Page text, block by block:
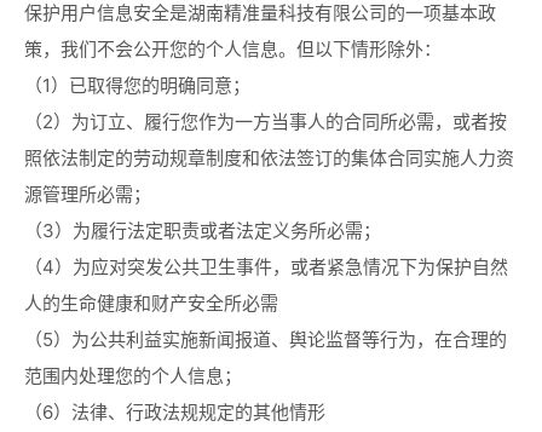
保护用户信息安全是湖南精准量科技有限公司的一项基本政
策，我们不会公开您的个人信息。但以下情形除外：
（1）已取得您的明确同意；
（2）为订立、履行您作为一方当事人的合同所必需，或者按
照依法制定的劳动规章制度和依法签订的集体合同实施人力资
源管理所必需；
（3）为履行法定职责或者法定义务所必需；
（4）为应对突发公共卫生事件，或者紧急情况下为保护自然
人的生命健康和财产安全所必需
（5）为公共利益实施新闻报道、舆论监督等行为，在合理的
范围内处理您的个人信息；
（6）法律、行政法规规定的其他情形